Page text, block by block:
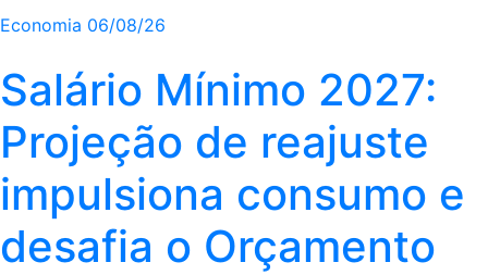
Economia 06/08/26
Salário Mínimo 2027:
Projeção de reajuste
impulsiona consumo e
desafia o Orçamento